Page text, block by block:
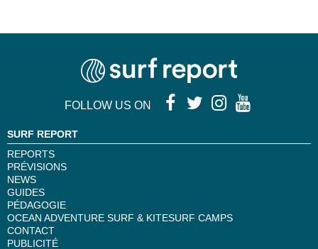
FOLLOW US ON
SURF REPORT
REPORTS
PRÉVISIONS
NEWS
GUIDES
PÉDAGOGIE
OCEAN ADVENTURE SURF & KITESURF CAMPS
CONTACT
PUBLICITÉ